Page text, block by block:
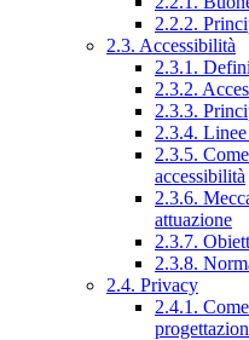
2.2.2.
2.3. Accessibilità
2.3.1.
2.3.2.
2.3.3.
2.3.4.
2.3.5.
accessibilità
2.3.6.
attuazione
2.3.7.
2.3.8.
2.4. Privacy
2.4.1.